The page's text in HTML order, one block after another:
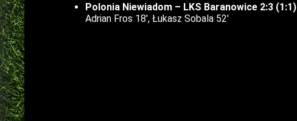
Polonia Niewiadom – LKS Baranowice 2:3 (1:1)
Adrian Fros 18′, Łukasz Sobala 52′